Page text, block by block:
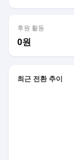
후원 활동
0원
최근 전환 추이